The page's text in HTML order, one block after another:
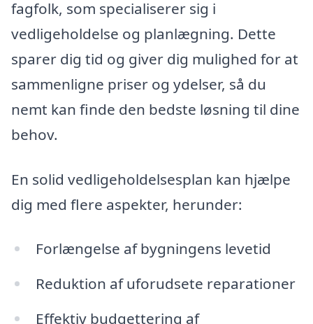
fagfolk, som specialiserer sig i
vedligeholdelse og planlægning. Dette
sparer dig tid og giver dig mulighed for at
sammenligne priser og ydelser, så du
nemt kan finde den bedste løsning til dine
behov.
En solid vedligeholdelsesplan kan hjælpe
dig med flere aspekter, herunder:
Forlængelse af bygningens levetid
Reduktion af uforudsete reparationer
Effektiv budgettering af